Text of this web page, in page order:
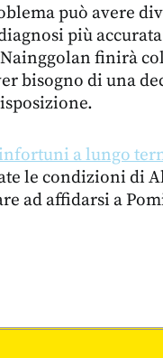
può avere
più
finirà
bisogno di una
infortuni a lungo
le condizioni di
ad affidarsi a